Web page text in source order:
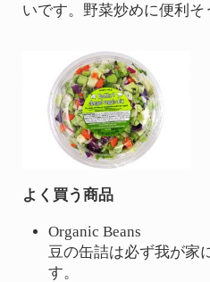
いです。野菜炒めに便利そ
よく買う商品
Organic Beans
豆の缶詰は必ず我が家
す。